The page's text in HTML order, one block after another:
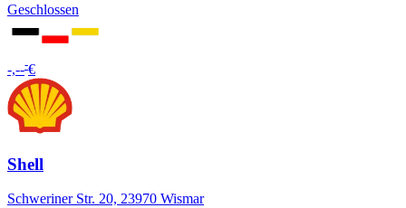
Geschlossen
-,---€
Shell
Schweriner Str. 20, 23970 Wismar